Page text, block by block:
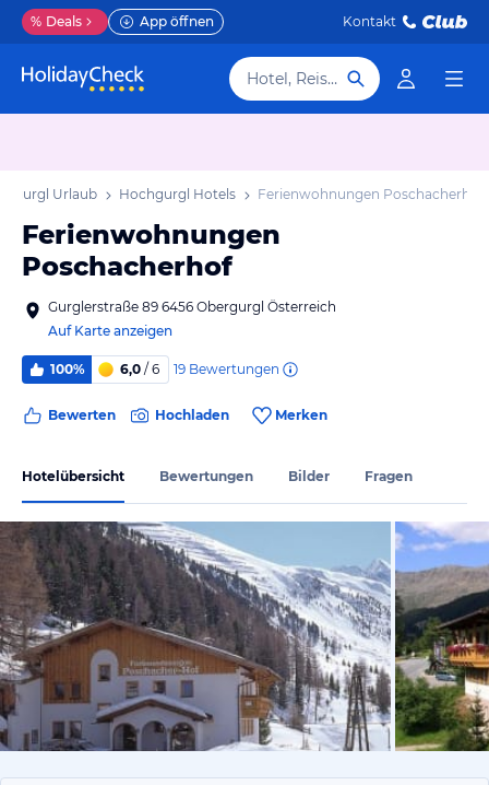
% Deals App öffnen Kontakt
Hotel, Reiseziel
Urlaub Hochgurgl Hotels Ferienwohnungen Poschacherhof
Ferienwohnungen
Poschacherhof
Gurglerstraße 89 6456 Obergurgl Österreich
Auf Karte anzeigen
100% 6,0 / 6 19 Bewertungen
Bewerten Hochladen Merken
Hotelübersicht Bewertungen Bilder Fragen
vom